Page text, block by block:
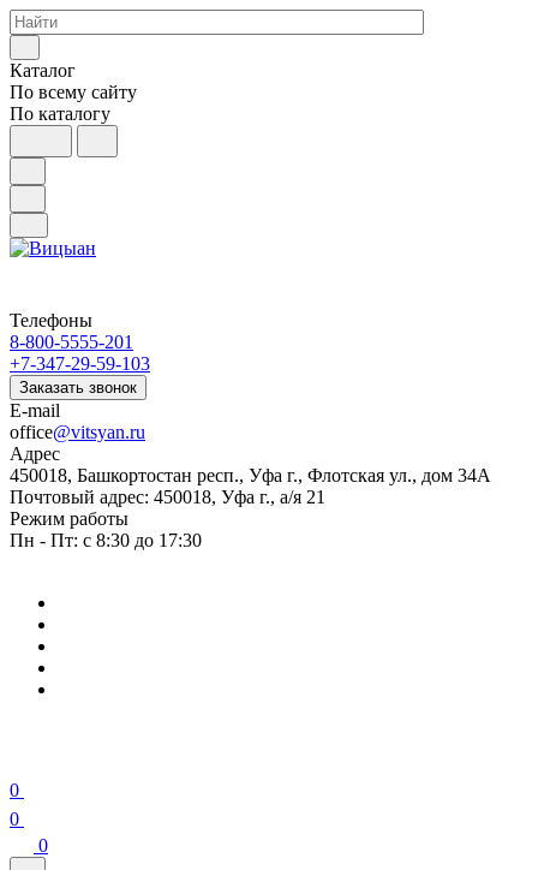
Каталог
По всему сайту
По каталогу
Телефоны
8-800-5555-201
+7-347-29-59-103
Заказать звонок
E-mail
office@vitsyan.ru
Адрес
450018, Башкортостан респ., Уфа г., Флотская ул., дом 34А
Почтовый адрес: 450018, Уфа г., а/я 21
Режим работы
Пн - Пт: с 8:30 до 17:30
0
0
0